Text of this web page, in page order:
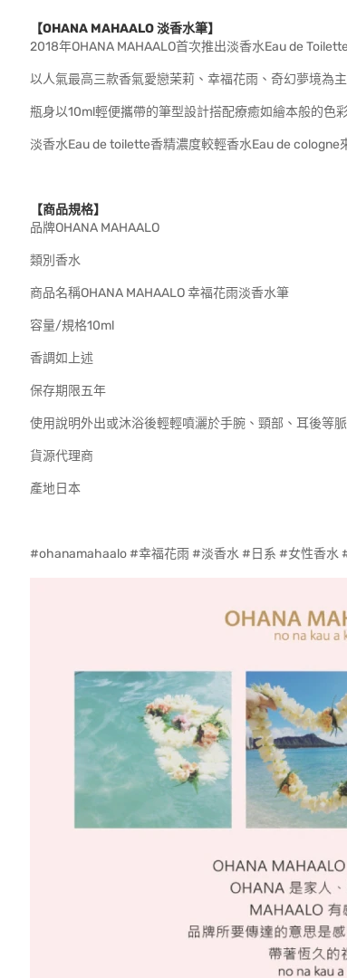
【OHANA MAHAALO 淡香水筆】
2018年OHANA MAHAALO首次推出淡香水Eau de
以人氣最高三款香氣愛戀茉莉、幸福花雨、奇幻夢境為主
瓶身以10ml輕便攜帶的筆型設計搭配療癒如繪本般的色
淡香水Eau de toilette香精濃度較輕香水Eau de cologne
【商品規格】
品牌OHANA MAHAALO
類別香水
商品名稱OHANA MAHAALO 幸福花雨淡香水筆
容量/規格10ml
香調如上述
保存期限五年
使用說明外出或沐浴後輕輕噴灑於手腕、頸部、耳後等脈
貨源代理商
產地日本
#ohanamahaalo #幸福花雨 #淡香水 #日系 #女性香水